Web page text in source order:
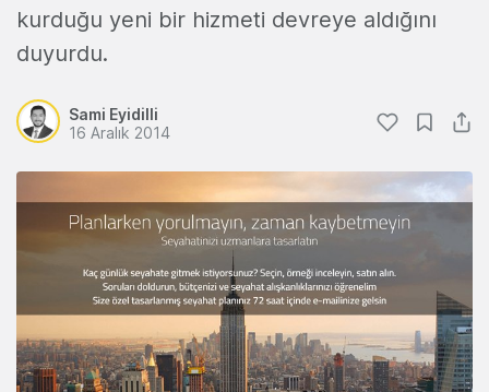
kurduğu yeni bir hizmeti devreye aldığını
duyurdu.
Sami Eyidilli
16 Aralık 2014